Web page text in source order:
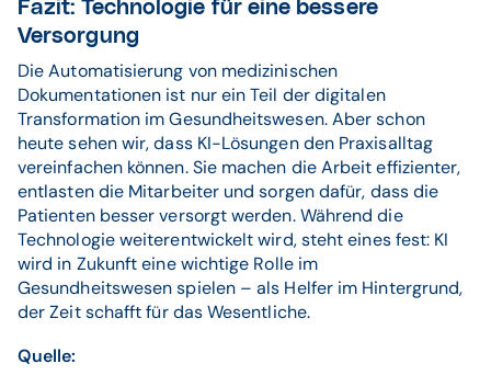
Fazit: Technologie für eine bessere
Versorgung
Die Automatisierung von medizinischen
Dokumentationen ist nur ein Teil der digitalen
Transformation im Gesundheitswesen. Aber schon
heute sehen wir, dass KI-Lösungen den Praxisalltag
vereinfachen können. Sie machen die Arbeit effizienter,
entlasten die Mitarbeiter und sorgen dafür, dass die
Patienten besser versorgt werden. Während die
Technologie weiterentwickelt wird, steht eines fest: KI
wird in Zukunft eine wichtige Rolle im
Gesundheitswesen spielen – als Helfer im Hintergrund,
der Zeit schafft für das Wesentliche.
Quelle: